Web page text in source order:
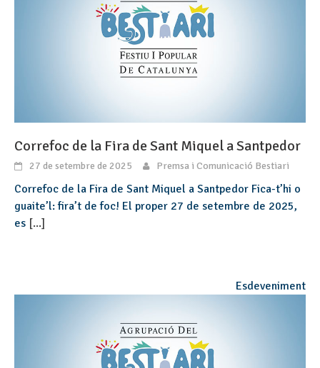
Correfoc de la Fira de Sant Miquel a Santpedor
27 de setembre de 2025 Premsa i Comunicació Bestiari
Correfoc de la Fira de Sant Miquel a Santpedor Fica-t’hi o
guaite’l: fira’t de foc! El proper 27 de setembre de 2025,
es [...]
Esdeveniment